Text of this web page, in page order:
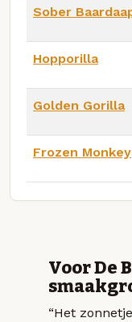
Sober
Hopporilla
Golden Gorilla
Frozen Monkey
Voor De
“Het